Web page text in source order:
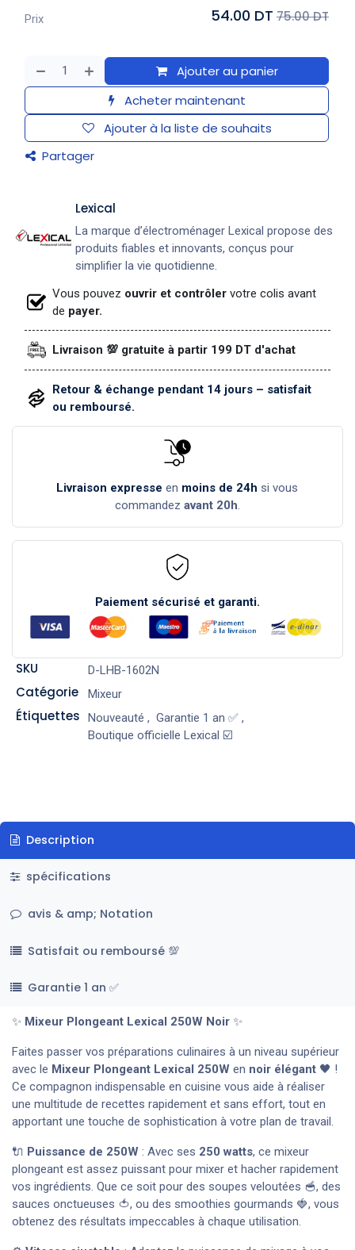
Ajouter au panier
Acheter maintenant
Ajouter à la liste de souhaits
Partager
Prix 54.00 DT 75.00 DT
Lexical
La marque d’électroménager Lexical propose des
produits fiables et innovants, conçus pour
simplifier la vie quotidienne.
Vous pouvez ouvrir et contrôler votre colis avant
de payer.
Livraison 💯 gratuite à partir 199 DT d'achat
Retour & échange pendant 14 jours – satisfait
ou remboursé.
Livraison expresse en moins de 24h si vous
commandez avant 20h.
Paiement sécurisé et garanti.
SKU D-LHB-1602N
Catégorie Mixeur
Étiquettes Nouveauté , Garantie 1 an ✅,
Boutique officielle Lexical ☑️
Description
spécifications
avis & amp; Notation
Satisfait ou remboursé 💯
Garantie 1 an ✅
✨ Mixeur Plongeant Lexical 250W Noir ✨
Faites passer vos préparations culinaires à un niveau supérieur
avec le Mixeur Plongeant Lexical 250W en noir élégant 🖤 !
Ce compagnon indispensable en cuisine vous aide à réaliser
une multitude de recettes rapidement et sans effort, tout en
apportant une touche de sophistication à votre plan de travail.
🔌 Puissance de 250W : Avec ses 250 watts, ce mixeur
plongeant est assez puissant pour mixer et hacher rapidement
vos ingrédients. Que ce soit pour des soupes veloutées 🥣, des
sauces onctueuses 🍅, ou des smoothies gourmands 🍓, vous
obtenez des résultats impeccables à chaque utilisation.